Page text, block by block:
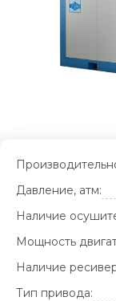
Давление, атм:
Наличие
Мощность
Наличие
Тип привода: